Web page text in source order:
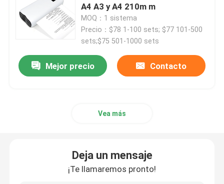
impresora del recibo de 80m m
impresora térmica portátil de 58m m mini
Impresora térmica de Bluetooth 80m m
A4 A3 y A4 210m m
MOQ：1 sistema
Precio：$78 1-100 sets; $77 101-500
sets;$75 501-1000 sets
Mejor precio Contacto
Vea más
Deja un mensaje
¡Te llamaremos pronto!